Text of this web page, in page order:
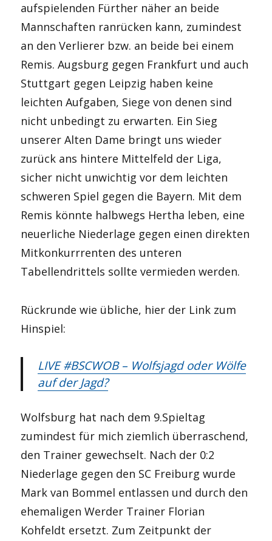
aufspielenden Fürther näher an beide
Mannschaften ranrücken kann, zumindest
an den Verlierer bzw. an beide bei einem
Remis. Augsburg gegen Frankfurt und auch
Stuttgart gegen Leipzig haben keine
leichten Aufgaben, Siege von denen sind
nicht unbedingt zu erwarten. Ein Sieg
unserer Alten Dame bringt uns wieder
zurück ans hintere Mittelfeld der Liga,
sicher nicht unwichtig vor dem leichten
schweren Spiel gegen die Bayern. Mit dem
Remis könnte halbwegs Hertha leben, eine
neuerliche Niederlage gegen einen direkten
Mitkonkurrrenten des unteren
Tabellendrittels sollte vermieden werden.
Rückrunde wie übliche, hier der Link zum
Hinspiel:
LIVE #BSCWOB – Wolfsjagd oder Wölfe
auf der Jagd?
Wolfsburg hat nach dem 9.Spieltag
zumindest für mich ziemlich überraschend,
den Trainer gewechselt. Nach der 0:2
Niederlage gegen den SC Freiburg wurde
Mark van Bommel entlassen und durch den
ehemaligen Werder Trainer Florian
Kohfeldt ersetzt. Zum Zeitpunkt der